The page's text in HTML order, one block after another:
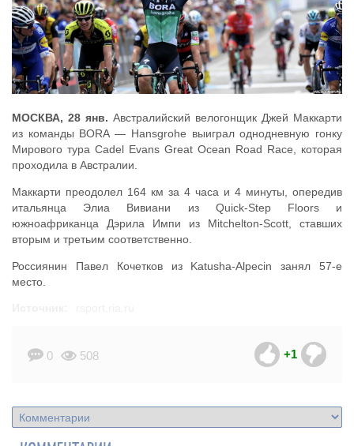
МОСКВА, 28 янв. Австралийский велогонщик Джей Маккарти
из команды BORA — Hansgrohe выиграл однодневную гонку
Мирового тура Cadel Evans Great Ocean Road Race, которая
проходила в Австралии.
Маккарти преодолел 164 км за 4 часа и 4 минуты, опередив
итальянца Элиа Вивиани из Quick-Step Floors и
южноафриканца Дэрила Импи из Mitchelton-Scott, ставших
вторым и третьим соответственно.
Россиянин Павел Кочетков из Katusha-Alpecin занял 57-е
место.
0 508 +1